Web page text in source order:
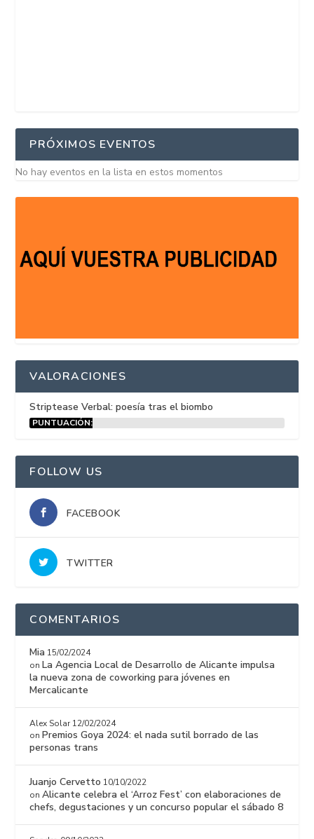
PRÓXIMOS EVENTOS
No hay eventos en la lista en estos momentos
VALORACIONES
Striptease Verbal: poesía tras el biombo
PUNTUACIÓN:
FOLLOW US
FACEBOOK
TWITTER
COMENTARIOS
Mia 15/02/2024
on La Agencia Local de Desarrollo de Alicante impulsa
la nueva zona de coworking para jóvenes en
Mercalicante
Alex Solar 12/02/2024
on Premios Goya 2024: el nada sutil borrado de las
personas trans
Juanjo Cervetto 10/10/2022
onAlicante celebra el ‘Arroz Fest’ con elaboraciones de
chefs, degustaciones y un concurso popular el sábado 8